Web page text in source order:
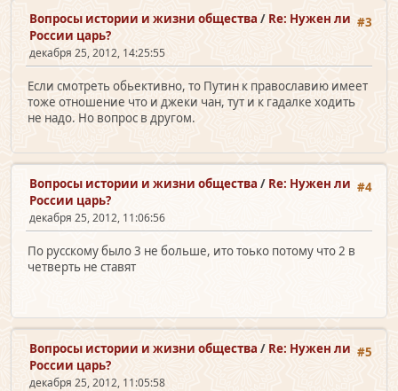
#3
Вопросы истории и жизни общества / Re: Нужен ли
России царь?
декабря 25, 2012, 14:25:55
Если смотреть обьективно, то Путин к православию имеет
тоже отношение что и джеки чан, тут и к гадалке ходить
не надо. Но вопрос в другом.
#4
Вопросы истории и жизни общества / Re: Нужен ли
России царь?
декабря 25, 2012, 11:06:56
По русскому было 3 не больше, ито тоько потому что 2 в
четверть не ставят
#5
Вопросы истории и жизни общества / Re: Нужен ли
России царь?
декабря 25, 2012, 11:05:58